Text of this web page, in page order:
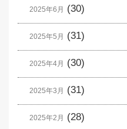
2025年6月 (30)
2025年5月 (31)
2025年4月 (30)
2025年3月 (31)
2025年2月 (28)